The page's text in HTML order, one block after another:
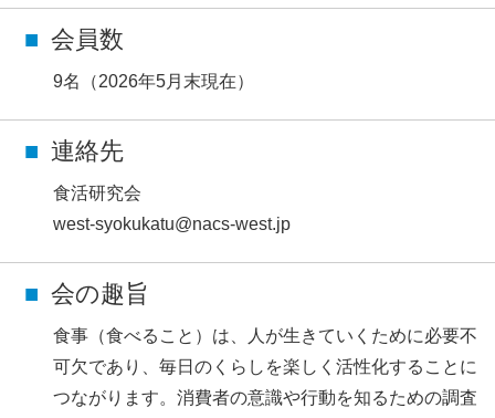
会員数
9名（2026年5月末現在）
連絡先
食活研究会
west-syokukatu@nacs-west.jp
会の趣旨
食事（食べること）は、人が生きていくために必要不
可欠であり、毎日のくらしを楽しく活性化することに
つながります。消費者の意識や行動を知るための調査